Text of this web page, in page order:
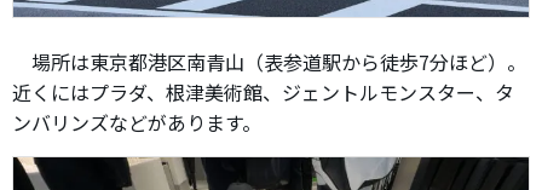
場所は東京都港区南青山（表参道駅から徒歩7分ほど）。
近くにはプラダ、根津美術館、ジェントルモンスター、タ
ンバリンズなどがあります。